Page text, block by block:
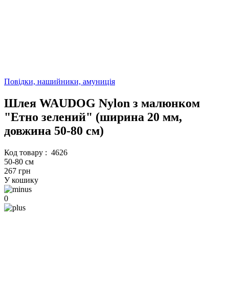
Повідки, нашийники, амуниція
Шлея WAUDOG Nylon з малюнком
"Етно зелений" (ширина 20 мм,
довжина 50-80 см)
Код товару : 4626
50-80 см
267 грн
У кошику
0